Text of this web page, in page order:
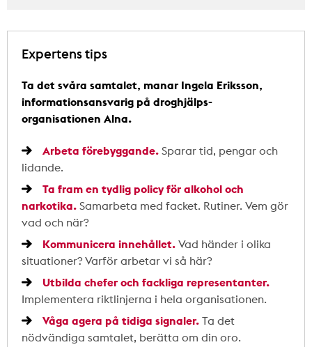
Expertens tips
Ta det svåra samtalet, manar Ingela Eriksson,
informationsansvarig på droghjälps-
organisationen Alna.
Arbeta förebyggande. Sparar tid, pengar och
lidande.
Ta fram en tydlig policy för alkohol och
narkotika. Samarbeta med facket. Rutiner. Vem gör
vad och när?
Kommunicera innehållet. Vad händer i olika
situationer? Varför arbetar vi så här?
Utbilda chefer och fackliga representanter.
Implementera riktlinjerna i hela organisationen.
Våga agera på tidiga signaler. Ta det
nödvändiga samtalet, berätta om din oro.